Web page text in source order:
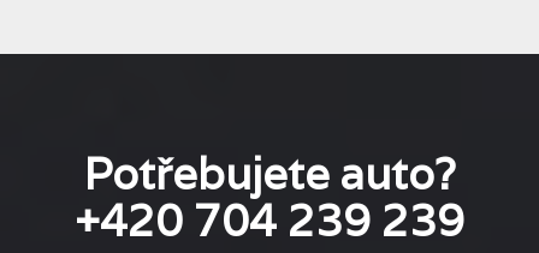
Potřebujete auto?
+420 704 239 239